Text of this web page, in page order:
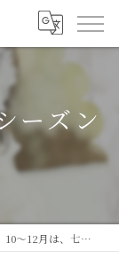
ーズン
10～12月は、七五三シーズンです。